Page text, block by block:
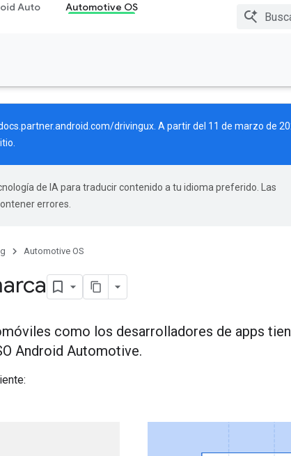
Auto Automotive OS
drivingux . A partir del 11 de marzo de
de IA para traducir contenido a tu idioma preferido. Las
errores.
Automotive OS
como los desarrolladores de apps
Android Automotive.